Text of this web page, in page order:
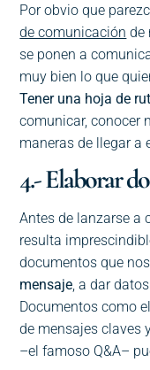
Por obvio que
de comunicación de
se ponen a
muy bien lo que
Tener una hoja de
comunicar, conocer
maneras de llegar a
4.- Elaborar
Antes de lanzarse a
resulta
documentos que
mensaje, a dar
Documentos como
de mensajes claves
–el famoso Q&A–